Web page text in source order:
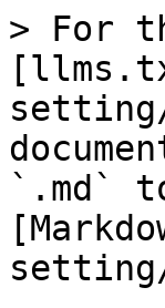
> For
`.md`